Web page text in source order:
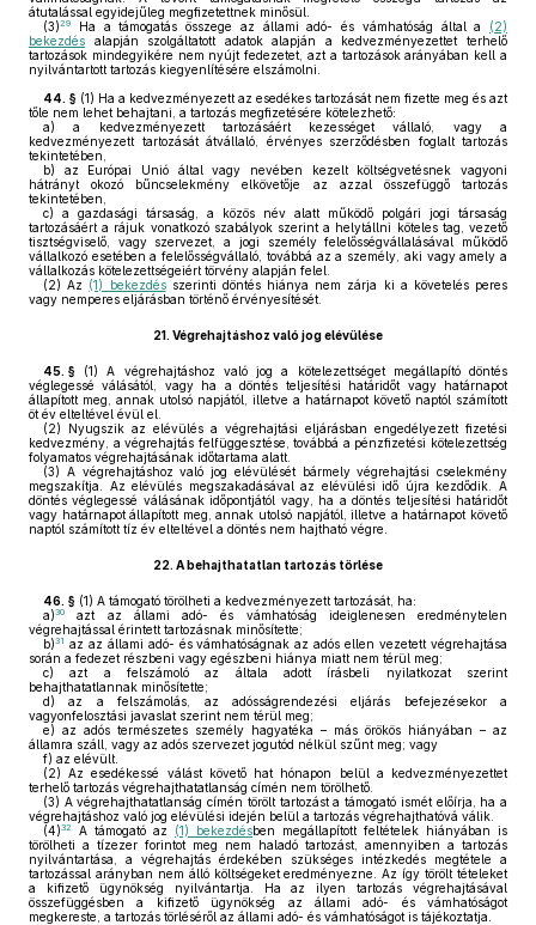
átutalással egyidejűleg megfizetettnek minősül.
(3)29 Ha a támogatás összege az állami adó- és vámhatóság által a (2)
bekezdés alapján szolgáltatott adatok alapján a kedvezményezettet terhelő
tartozások mindegyikére nem nyújt fedezetet, azt a tartozások arányában kell a
nyilvántartott tartozás kiegyenlítésére elszámolni.
44. § (1) Ha a kedvezményezett az esedékes tartozását nem fizette meg és azt
tőle nem lehet behajtani, a tartozás megfizetésére kötelezhető:
a) a kedvezményezett tartozásáért kezességet vállaló, vagy a
kedvezményezett tartozását átvállaló, érvényes szerződésben foglalt tartozás
tekintetében,
b) az Európai Unió által vagy nevében kezelt költségvetésnek vagyoni
hátrányt okozó bűncselekmény elkövetője az azzal összefüggő tartozás
tekintetében,
c) a gazdasági társaság, a közös név alatt működő polgári jogi társaság
tartozásáért a rájuk vonatkozó szabályok szerint a helytállni köteles tag, vezető
tisztségviselő, vagy szervezet, a jogi személy felelősségvállalásával működő
vállalkozó esetében a felelősségvállaló, továbbá az a személy, aki vagy amely a
vállalkozás kötelezettségeiért törvény alapján felel.
(2) Az (1) bekezdésszerinti döntés hiánya nem zárja ki a követelés peres
vagy nemperes eljárásban történő érvényesítését.
21. Végrehajtáshoz való jog elévülése
45. § (1)
A végrehajtáshoz való jog a kötelezettséget megállapító döntés
véglegessé válásától, vagy ha a döntés teljesítési határidőt vagy határnapot
állapított meg, annak utolsó napjától, illetve a határnapot követő naptól számított
öt év elteltével évül el.
(2) Nyugszik az elévülés a végrehajtási eljárásban engedélyezett fizetési
kedvezmény, a végrehajtás felfüggesztése, továbbá a pénzfizetési kötelezettség
folyamatos végrehajtásának időtartama alatt.
(3) A végrehajtáshoz való jog elévülését bármely végrehajtási cselekmény
megszakítja. Az elévülés megszakadásával az elévülési idő újra kezdődik. A
döntés véglegessé válásának időpontjától vagy, ha a döntés teljesítési határidőt
vagy határnapot állapított meg, annak utolsó napjától, illetve a határnapot követő
naptól számított tíz év elteltével a döntés nem hajtható végre.
22. A behajthatatlan tartozás törlése
46. § (1) A támogató törölheti a kedvezményezett tartozását, ha:
a)30
azt az állami adó- és vámhatóság ideiglenesen eredménytelen
végrehajtással érintett tartozásnak minősítette;
b)31 az az állami adó- és vámhatóságnak az adós ellen vezetett végrehajtása
során a fedezet részbeni vagy egészbeni hiánya miatt nem térül meg;
c) azt a felszámoló az általa adott írásbeli nyilatkozat szerint
behajthatatlannak minősítette;
d) az a felszámolás, az adósságrendezési eljárás befejezésekor a
vagyonfelosztási javaslat szerint nem térül meg;
e) az adós természetes személy hagyatéka – más örökös hiányában – az
államra száll, vagy az adós szervezet jogutód nélkül szűnt meg; vagy
f) az elévült.
(2) Az esedékessé válást követő hat hónapon belül a kedvezményezettet
terhelő tartozás végrehajthatatlanság címén nem törölhető.
(3) A végrehajthatatlanság címén törölt tartozást a támogató ismét előírja, ha a
végrehajtáshoz való jog elévülési idején belül a tartozás végrehajthatóvá válik.
(4)32 A támogató az (1) bekezdésben megállapított feltételek hiányában is
törölheti a tízezer forintot meg nem haladó tartozást, amennyiben a tartozás
nyilvántartása, a végrehajtás érdekében szükséges intézkedés megtétele a
tartozással arányban nem álló költségeket eredményezne. Az így törölt tételeket
a kifizető ügynökség nyilvántartja. Ha az ilyen tartozás végrehajtásával
összefüggésben a kifizető ügynökség az állami adó- és vámhatóságot
megkereste, a tartozás törléséről az állami adó- és vámhatóságot is tájékoztatja.